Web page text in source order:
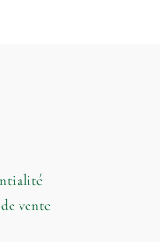
vente